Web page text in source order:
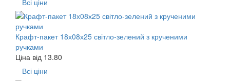
Крафт-пакет 18х08х25 світло-зелений з крученими
ручками
Ціна від 13.80
Всі ціни